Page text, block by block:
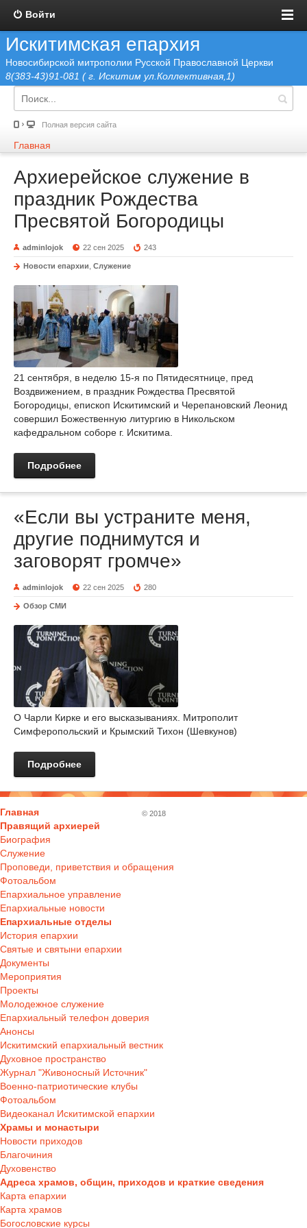
Войти
Искитимская епархия
Новосибирской митрополии Русской Православной Церкви
8(383-43)91-081 ( г. Искитим ул.Коллективная,1)
Полная версия сайта
Главная
Архиерейское служение в
праздник Рождества
Пресвятой Богородицы
adminlojok 22 сен 2025 243
Новости епархии Служение
21 сентября, в неделю 15-я по Пятидесятнице, пред
Воздвижением, в праздник Рождества Пресвятой
Богородицы, епископ Искитимский и Черепановский Леонид
совершил Божественную литургию в Никольском
кафедральном соборе г. Искитима.
Подробнее
«Если вы устраните меня,
другие поднимутся и
заговорят громче»
adminlojok 22 сен 2025 280
Обзор СМИ
О Чарли Кирке и его высказываниях. Митрополит
Симферопольский и Крымский Тихон (Шевкунов)
Подробнее
Главная
Правящий архиерей
Биография
Служение
Проповеди, приветствия и обращения
Фотоальбом
Епархиальное управление
Епархиальные новости
Епархиальные отделы
История епархии
Святые и святыни епархии
Документы
Мероприятия
Проекты
Молодежное служение
Епархиальный телефон доверия
Анонсы
Искитимский епархиальный вестник
Духовное пространство
Журнал "Живоносный Источник"
Военно-патриотические клубы
Фотоальбом
Видеоканал Искитимской епархии
Храмы и монастыри
Новости приходов
Благочиния
Духовенство
Адреса храмов, общин, приходов и краткие сведения
Карта епархии
Карта храмов
Богословские курсы
© 2018